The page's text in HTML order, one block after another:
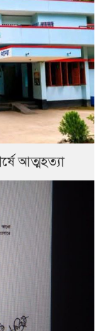
আত্মহত্যা